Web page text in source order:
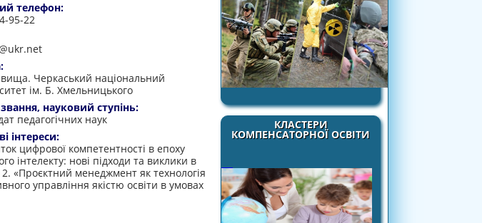
КЛАСТЕРИ
КОМПЕНСАТОРНОЇ ОСВІТИ
телефон:
95-22
Черкаський національний
ім. Б. Хмельницького
науковий ступінь:
педагогічних наук
інтереси:
цифрової компетентності в епоху
інтелекту: нові підходи та виклики в
2. «Проєктний менеджмент як технологія
управління якістю освіти в умовах